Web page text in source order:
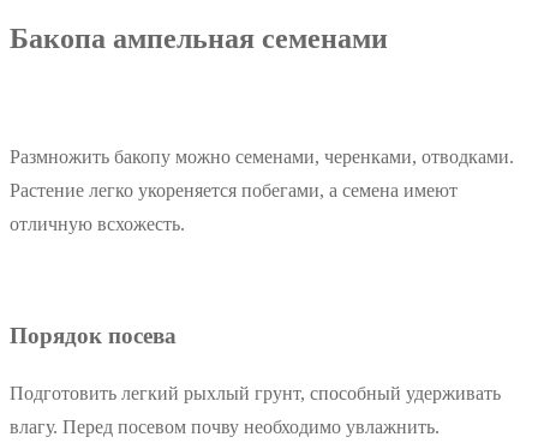
Бакопа ампельная семенами
Размножить бакопу можно семенами, черенками, отводками.
Растение легко укореняется побегами, а семена имеют
отличную всхожесть.
Порядок посева
Подготовить легкий рыхлый грунт, способный удерживать
влагу. Перед посевом почву необходимо увлажнить.